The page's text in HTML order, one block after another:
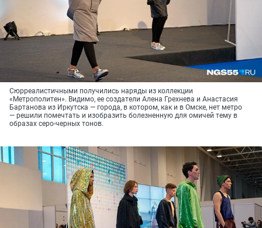
Сюрреалистичными получились наряды из коллекции
«Метрополитен». Видимо, ее создатели Алена Грехнева и Анастасия
Бартанова из Иркутска — города, в котором, как и в Омске, нет метро
— решили помечтать и изобразить болезненную для омичей тему в
образах серо-черных тонов.